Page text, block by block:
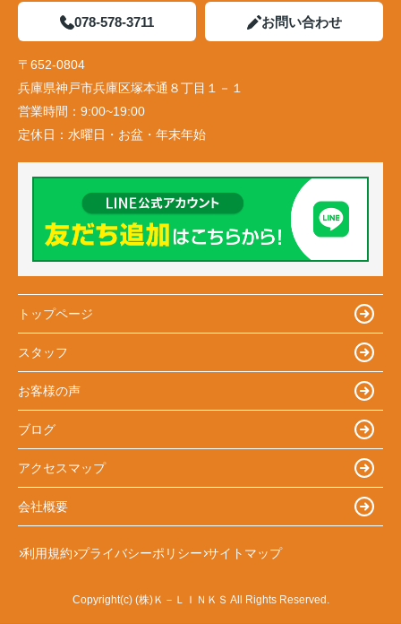
078-578-3711 お問い合わせ
〒652-0804
兵庫県神戸市兵庫区塚本通８丁目１－１
営業時間： 9:00~19:00
定休日： 水曜日・お盆・年末年始
トップページ
スタッフ
お客様の声
ブログ
アクセスマップ
会社概要
利用規約 プライバシーポリシー サイトマップ
Copyright(c) (株)Ｋ－ＬＩＮＫＳ All Rights Reserved.